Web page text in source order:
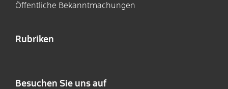
Öffentliche Bekanntmachungen
Rubriken
Besuchen Sie uns auf